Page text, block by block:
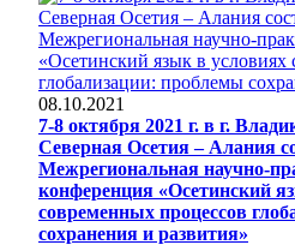
08.10.2021
7-8 октября 2021 г. в г.
Северная Осетия – Алания
Межрегиональная научно-
конференция «Осетинский
современных процессов
сохранения и развития»